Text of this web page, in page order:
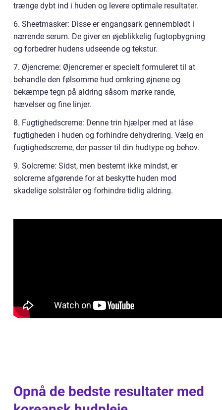
trænge dybt ind i huden og levere optimale resultater.
6. Sheetmasker: Disse er engangsark gennemblødt i
nærende serum. De giver en øjeblikkelig fugtopbygning
og forbedrer hudens udseende og tekstur.
7. Øjencreme: Øjencremer er specielt formuleret til at
behandle den følsomme hud omkring øjnene og
bekæmpe tegn på aldring såsom mørke rande,
hævelser og fine linjer.
8. Fugtighedscreme: Denne trin hjælper med at låse
fugtigheden i huden og forhindre dehydrering. Vælg en
fugtighedscreme, der passer til din hudtype og behov.
9. Solcreme: Sidst, men bestemt ikke mindst, er
solcreme afgørende for at beskytte huden mod
skadelige solstråler og forhindre tidlig aldring.
Opnå de bedste resultater med